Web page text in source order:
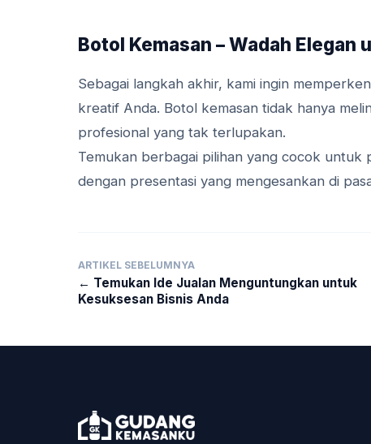
Botol Kemasan – Wadah
Sebagai langkah akhir, kami ingin
kreatif Anda. Botol kemasan tidak hanya
profesional yang tak terlupakan.
Temukan berbagai pilihan yang cocok untuk
dengan presentasi yang mengesankan di
ARTIKEL SEBELUMNYA
← Temukan Ide Jualan Menguntungkan untuk
Kesuksesan Bisnis Anda